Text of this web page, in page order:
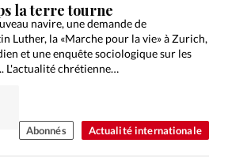
Actualité internationale
la terre tourne
navire, une demande de
Luther, la «Marche pour la vie» à Zurich,
et une enquête sociologique sur les
L'actualité chrétienne…
Abonnés